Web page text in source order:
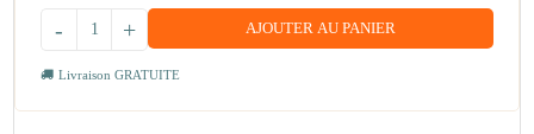
+
- AJOUTER AU PANIER
Livraison GRATUITE